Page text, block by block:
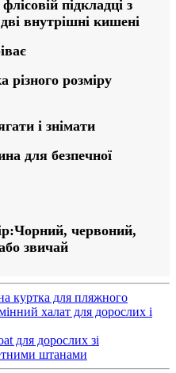
підкладці з
внутрішні кишені
різного розміру
і знімати
для безпечної
:Чорний, червоний,
звичай
куртка для пляжного
халат для дорослих і
для дорослих зі
штанами